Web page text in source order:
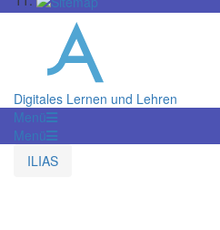
Digitales Lernen und Lehren
Menü
Menü
ILIAS